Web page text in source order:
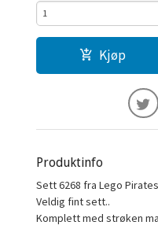
Kjøp
Produktinfo
Sett 6268 fra Lego
Veldig fint sett..
Komplett med strøken